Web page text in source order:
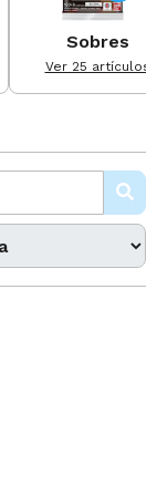
Sobres
Ver 25 artículos